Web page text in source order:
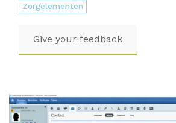
Zorgelementen
Give your feedback